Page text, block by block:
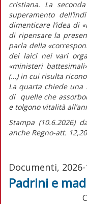
cristiana. La
superamento
dimenticare l’idea di
di ripensare la
parla della
dei laici nei vari
«ministeri
(…) in cui risulta
La quarta chiede
di quelle che
e tolgono vitalità
Stampa (10.6.2026)
anche Regno-att.
Documenti, 2026-
Padrini e